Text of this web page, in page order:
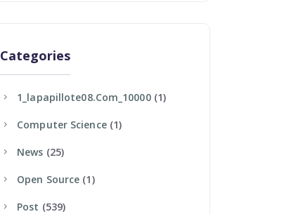
Categories
1_lapapillote08.com_10000(1)
Computer Science(1)
News (25)
Open Source (1)
Post (539)